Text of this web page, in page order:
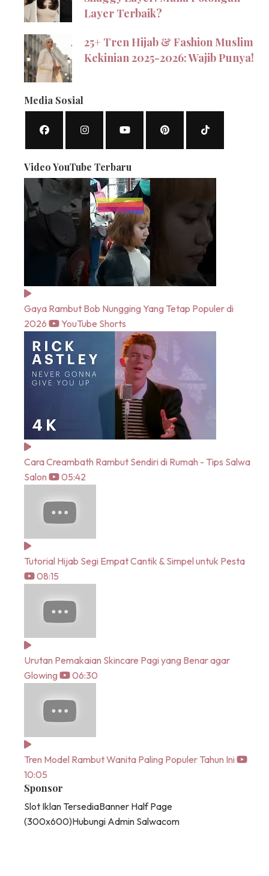
Layer Terbaik?
25+ Tren Hijab & Fashion Muslim
Kekinian 2025-2026: Wajib Punya!
Media Sosial
Video YouTube Terbaru
Gaya Rambut Bob Nungging Yang Tetap Populer di
2026
YouTube Shorts
Cara Creambath Rambut Sendiri di Rumah - Tips Salwa
Salon
05:42
Tutorial Hijab Segi Empat Cantik & Simpel untuk Pesta
08:15
Urutan Pemakaian Skincare Pagi yang Benar agar
Glowing
06:30
Tren Model Rambut Wanita Paling Populer Tahun Ini
10:05
Sponsor
Slot Iklan TersediaBanner Half Page
(300x600)Hubungi Admin Salwacom